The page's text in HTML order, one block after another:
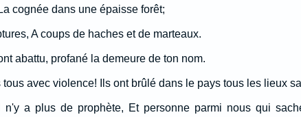
cognée dans une épaisse forêt;
A coups de haches et de marteaux.
abattu, profané la demeure de ton nom.
tous avec violence! Ils ont brûlé dans le pays tous les lieux
a plus de prophète, Et personne parmi nous qui